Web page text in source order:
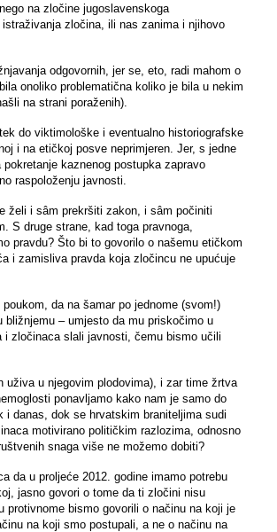
na zločine jugoslavenskoga
zločina, ili nas zanima i njihovo
odgovornih, jer se, eto, radi mahom o
onoliko problematična koliko je bila u nekim
na strani poraženih).
do viktimološke i eventualno historiografske
i na etičkoj posve neprimjeren. Jer, s jedne
kaznenog postupka zapravo
raspoloženju javnosti.
želi i sâm prekršiti zakon, i sâm počiniti
S druge strane, kad toga pravnoga,
pravdu? Što bi to govorilo o našemu etičkom
i zamisliva pravda koja zločincu ne upućuje
da na šamar po jednome (svom!)
bližnjemu – umjesto da mu priskočimo u
i zločinaca slali javnosti, čemu bismo učili
uživa u njegovim plodovima), i zar time žrtva
ponavljamo kako nam je samo do
danas, dok se hrvatskim braniteljima sudi
motivirano političkim razlozima, odnosno
snaga više ne možemo dobiti?
da u proljeće 2012. godine imamo potrebu
jasno govori o tome da ti zločini nisu
bismo govorili o načinu na koji je
na koji smo postupali, a ne o načinu na